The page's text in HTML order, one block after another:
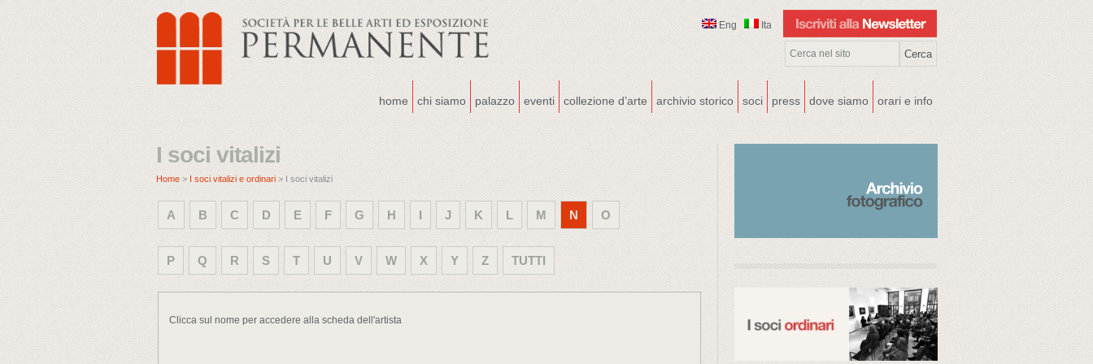
Eng Ita
home chi siamo palazzo eventi collezione d’arte archivio storico soci press dove siamo orari e info
I soci vitalizi
Home > I soci vitalizi e ordinari > I soci vitalizi
A B C D E F G H I J K L M N O
P Q R S T U V W X Y Z TUTTI
Clicca sul nome per accedere alla scheda dell'artista